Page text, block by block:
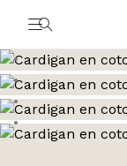
Aller à l’image 1
Aller à l’image 2
Aller à l’image 3
Aller à l’image 4
Aller à l’image 5